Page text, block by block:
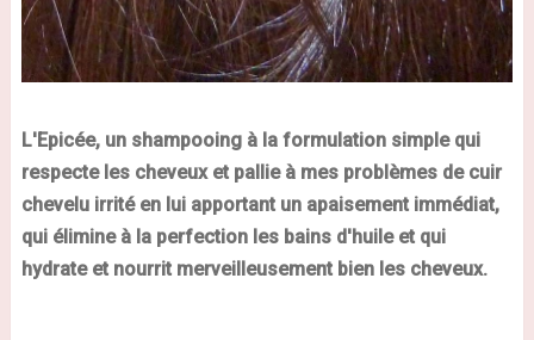
L'Epicée, un shampooing à la formulation simple qui
respecte les cheveux et pallie à mes problèmes de cuir
chevelu irrité en lui apportant un apaisement immédiat,
qui élimine à la perfection les bains d'huile et qui
hydrate et nourrit merveilleusement bien les cheveux.